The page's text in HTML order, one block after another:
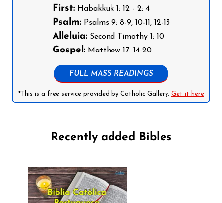
First:Habakkuk 1: 12 - 2: 4
Psalm:Psalms 9: 8-9, 10-11, 12-13
Alleluia:Second Timothy 1: 10
Gospel:Matthew 17: 14-20
FULL MASS READINGS
*This is a free service provided by Catholic Gallery. Get it here
Recently added Bibles